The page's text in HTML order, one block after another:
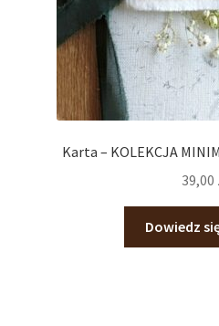
Karta – KOLEKCJA
39,00
Dowiedz